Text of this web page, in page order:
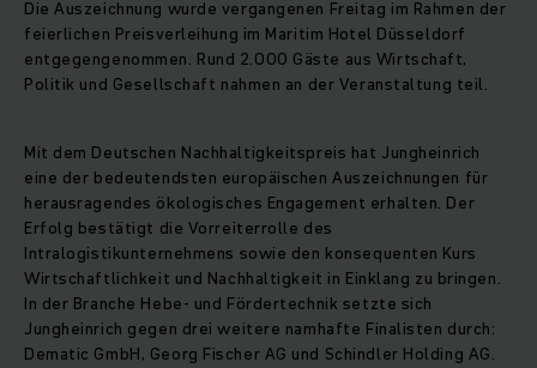
Die Auszeichnung wurde vergangenen Freitag im Rahmen der
feierlichen Preisverleihung im Maritim Hotel Düsseldorf
entgegengenommen. Rund 2.000 Gäste aus Wirtschaft,
Politik und Gesellschaft nahmen an der Veranstaltung teil.
Mit dem Deutschen Nachhaltigkeitspreis hat Jungheinrich
eine der bedeutendsten europäischen Auszeichnungen für
herausragendes ökologisches Engagement erhalten. Der
Erfolg bestätigt die Vorreiterrolle des
Intralogistikunternehmens sowie den konsequenten Kurs
Wirtschaftlichkeit und Nachhaltigkeit in Einklang zu bringen.
In der Branche Hebe- und Fördertechnik setzte sich
Jungheinrich gegen drei weitere namhafte Finalisten durch:
Dematic GmbH, Georg Fischer AG und Schindler Holding AG.